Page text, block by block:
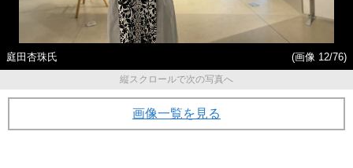
庭田杏珠氏
(画像 12/76)
縦スクロールで次の写真へ
画像一覧を見る